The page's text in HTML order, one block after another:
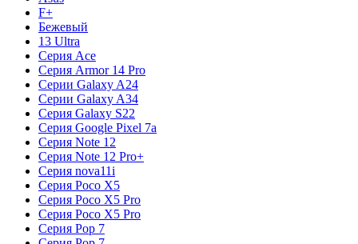
F+
Бежевый
13 Ultra
Серия Ace
Серия Armor 14 Pro
Серии Galaxy A24
Серии Galaxy A34
Серия Galaxy S22
Серия Google Pixel 7a
Серия Note 12
Серия Note 12 Pro+
Серия nova11i
Серия Poco X5
Серия Poco X5 Pro
Серия Poco X5 Pro
Серия Pop 7